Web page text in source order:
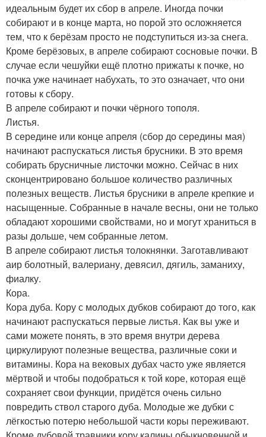
идеальным будет их сбор в апреле. Иногда почки
собирают и в конце марта, но порой это осложняется
тем, что к берёзам просто не подступиться из-за снега.
Кроме берёзовых, в апреле собирают сосновые почки. В
случае если чешуйки ещё плотно прижаты к почке, но
почка уже начинает набухать, то это означает, что они
готовы к сбору.
В апреле собирают и почки чёрного тополя.
Листья.
В середине или конце апреля (сбор до середины мая)
начинают распускаться листья брусники. В это время
собирать брусничные листочки можно. Сейчас в них
сконцентрировано большое количество различных
полезных веществ. Листья брусники в апреле крепкие и
насыщенные. Собранные в начале весны, они не только
обладают хорошими свойствами, но и могут храниться в
разы дольше, чем собранные летом.
В апреле собирают листья толокнянки. Заготавливают
аир болотный, валериану, девясил, дягиль, заманиху,
фиалку.
Кора.
Кора дуба. Кору с молодых дубков собирают до того, как
начинают распускаться первые листья. Как вы уже и
сами можете понять, в это время внутри дерева
циркулируют полезные вещества, различные соки и
витамины. Кора на вековых дубах часто уже является
мёртвой и чтобы подобраться к той коре, которая ещё
сохраняет свои функции, придётся очень сильно
повредить ствол старого дуба. Молодые же дубки с
лёгкостью потерю небольшой части коры переживают.